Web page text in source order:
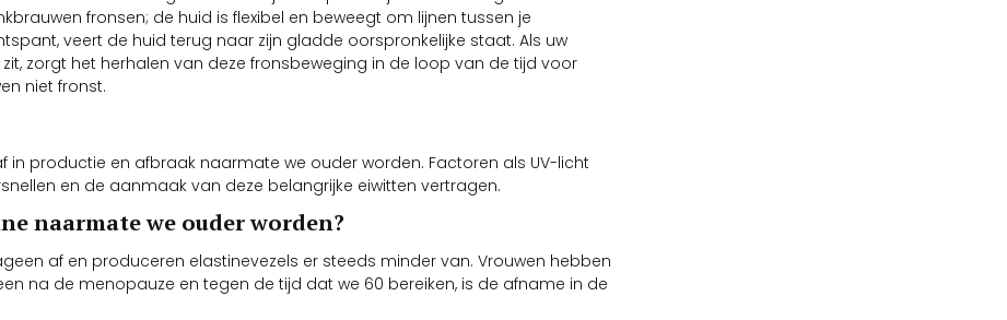
fronsen; de huid is flexibel en beweegt om lijnen tussen je
veert de huid terug naar zijn gladde oorspronkelijke staat. Als uw
zorgt het herhalen van deze fronsbeweging in de loop van de tijd voor
niet fronst.
productie en afbraak naarmate we ouder worden. Factoren als UV-licht
en de aanmaak van deze belangrijke eiwitten vertragen.
naarmate we ouder worden?
af ​​en produceren elastinevezels er steeds minder van. Vrouwen hebben
na de menopauze en tegen de tijd dat we 60 bereiken, is de afname in de